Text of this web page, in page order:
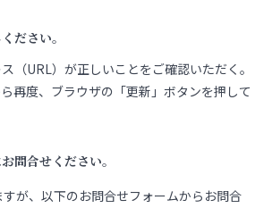
ださい。
（URL）が正しいことをご確認いただく。
再度、ブラウザの「更新」ボタンを押して
問合せください。
が、以下のお問合せフォームからお問合